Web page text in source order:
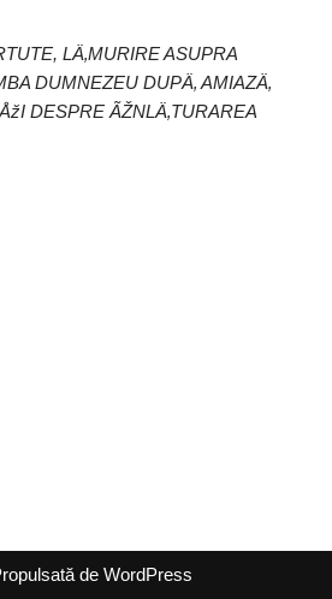
LÄ‚MURIRE ASUPRA
DUMNEZEU DUPÄ‚ AMIAZÄ‚
DESPRE ÃŽNLÄ‚TURAREA
de WordPress